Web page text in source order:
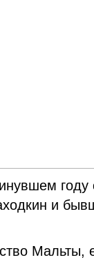
году
и
Мальты,